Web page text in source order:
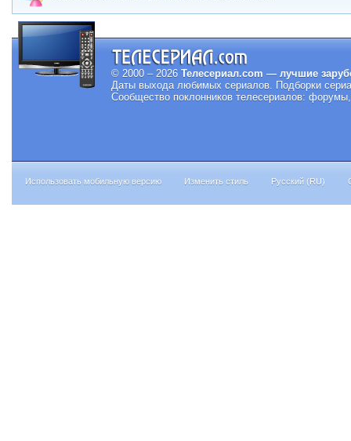
© 2000 – 2026 Телесериал.com — лучшие
Даты выхода любимых сериалов. Подборки
Сообщество поклонников телесериалов:
Использовать мобильную версию Изменить стиль Русский (RU)